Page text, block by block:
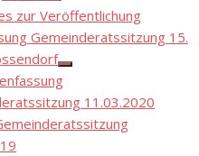
menu
zur Veröffentlichung
Gemeinderatssitzung 15.
Show
menu11.03.2020